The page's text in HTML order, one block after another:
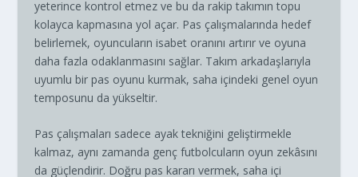
yeterince kontrol etmez ve bu da rakip takımın topu
kolayca kapmasına yol açar. Pas çalışmalarında hedef
belirlemek, oyuncuların isabet oranını artırır ve oyuna
daha fazla odaklanmasını sağlar. Takım arkadaşlarıyla
uyumlu bir pas oyunu kurmak, saha içindeki genel oyun
temposunu da yükseltir.
Pas çalışmaları sadece ayak tekniğini geliştirmekle
kalmaz, aynı zamanda genç futbolcuların oyun zekâsını
da güçlendirir. Doğru pas kararı vermek, saha içi